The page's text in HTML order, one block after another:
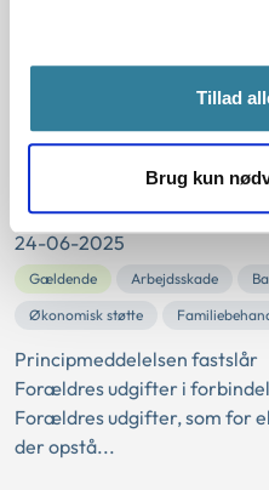
Tillad
Brug kun
Ankestyrelsens
12-25 om
støttende
familiebehandling
merudgifter -
24-06-2025
Gældende Arbejdsskade
Økonomisk støtte
Principmeddelelsen fastslår
Forældres udgifter i
Forældres udgifter, som for
der opstå...